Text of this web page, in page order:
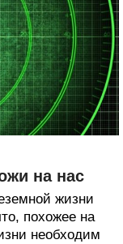
на нас
жизни
похожее на
необходим